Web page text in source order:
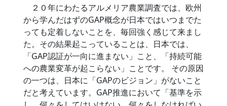
２０年にわたるアルメリア農業調査では、欧州
から学んだはずのGAP概念が日本ではいつまでた
っても定着しないことを、毎回強く感じて来まし
た。その結果起こっていることは、日本では、
「GAP認証が一向に進まない」こと、「持続可能
への農業変革が起こらない」ことです。 その原因
の一つは、日本に「GAPのビジョン」がないこと
だと考えています。GAP推進において「基準を示